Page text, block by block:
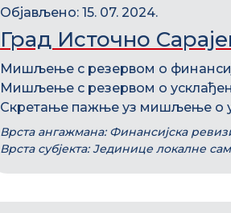
Објављено: 15. 07. 2024.
Град Источно
Мишљење с резервом о
Мишљење с резервом о
Скретање пажње уз мишљење о
Врста ангажмана: Финансијска
Врста субјекта: Јединице локалне